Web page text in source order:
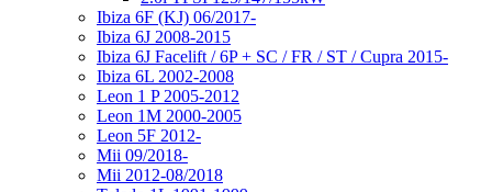
Ibiza 6F (KJ) 06/2017-
Ibiza 6J 2008-2015
Ibiza 6J Facelift / 6P + SC / FR / ST / Cupra 2015-
Ibiza 6L 2002-2008
Leon 1 P 2005-2012
Leon 1M 2000-2005
Leon 5F 2012-
Mii 09/2018-
Mii 2012-08/2018